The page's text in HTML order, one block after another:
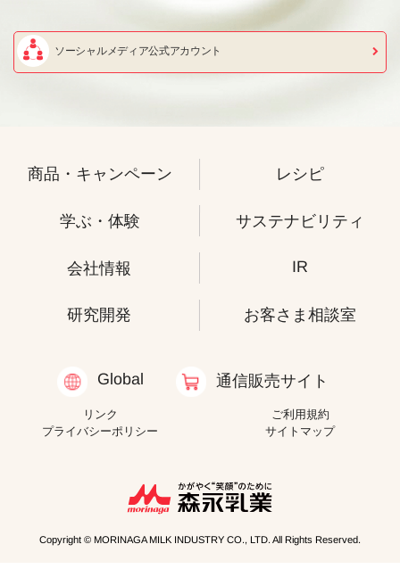
ソーシャルメディア公式アカウント
商品・キャンペーン レシピ
学ぶ・体験 サステナビリティ
会社情報 IR
研究開発 お客さま相談室
Global 通信販売サイト
リンク
ご利用規約
プライバシーポリシー
サイトマップ
Copyright © MORINAGA MILK INDUSTRY CO., LTD. All Rights Reserved.